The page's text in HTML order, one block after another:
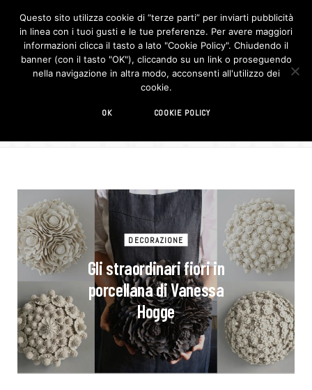
F
c
e
b
o
I
n
s
t
ceramica
DECORAZIONE
Gli straordinari fiori in
porcellana di Vanessa
Hogge
Questo sito utilizza cookie di “terze parti” per inviarti pubblicità
in linea con i tuoi gusti e le tue preferenze. Per avere maggiori
informazioni clicca il tasto a lato "Cookie Policy". Chiudendo il
banner (con il tasto "OK"), cliccando su un link o proseguendo
nella navigazione in altra modo, acconsenti all'utilizzo dei
cookie.
OK COOKIE POLICY